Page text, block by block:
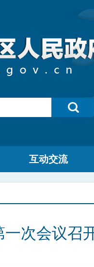
互动交流
一次会议召